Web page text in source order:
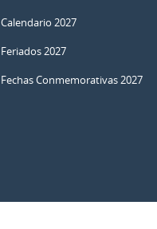
Calendario 2027
Feriados 2027
Fechas Conmemorativas 2027